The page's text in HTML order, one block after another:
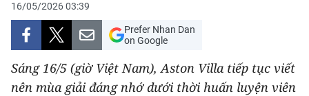
KINH TẾ
VĂN HÓA
XÃ HỘI
16/05/2026 03:39
Prefer Nhan Dan
on Google
Sáng 16/5 (giờ Việt Nam), Aston Villa tiếp tục viết
nên mùa giải đáng nhớ dưới thời huấn luyện viên